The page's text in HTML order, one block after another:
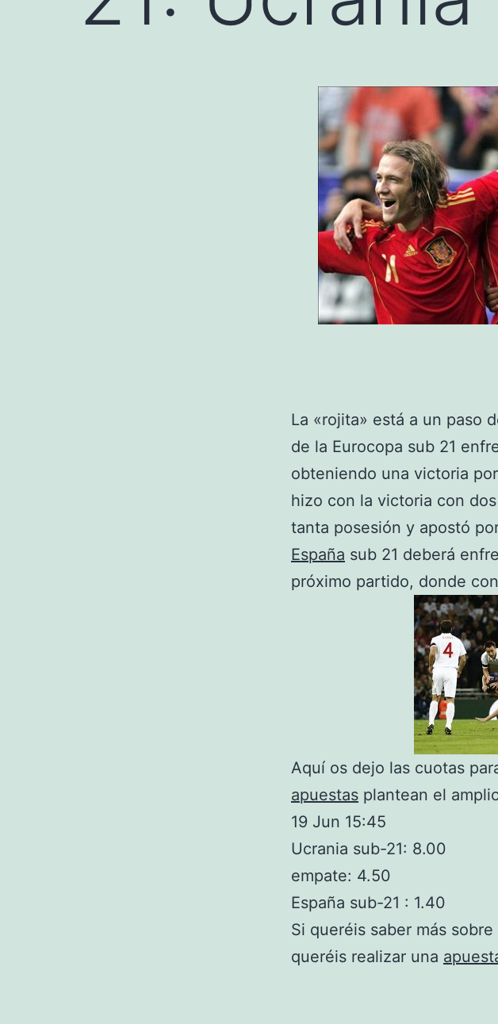
La «rojita» está a un paso
de la Eurocopa sub 21
obteniendo una victoria
hizo con la victoria con
tanta posesión y apostó
España sub 21 deberá
próximo partido, donde
Aquí os dejo las cuotas
apuestas plantean el
19 Jun 15:45
Ucrania sub-21: 8.00
empate: 4.50
España sub-21 : 1.40
Si queréis saber más
queréis realizar una